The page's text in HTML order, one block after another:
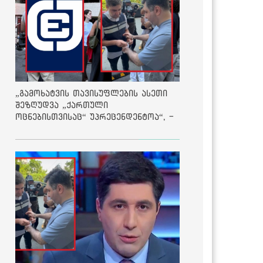
„გამოხატვის თავისუფლების ასეთი
შეზღუდვა „ქართული
ოცნებისთვისაც“ უპრეცენდენტოა“, -